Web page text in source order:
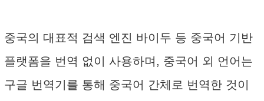
중국의 대표적 검색 엔진 바이두 등 중국어 기반
플랫폼을 번역 없이 사용하며, 중국어 외 언어는
구글 번역기를 통해 중국어 간체로 번역한 것이